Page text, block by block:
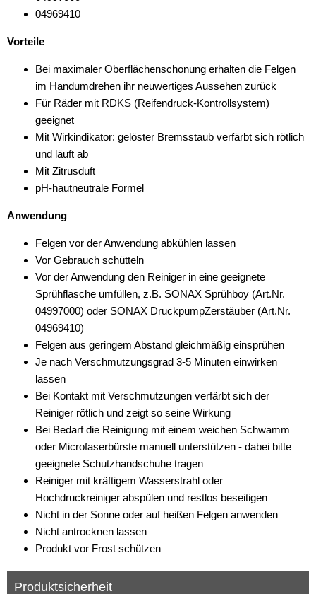
04969410
Vorteile
Bei maximaler Oberflächenschonung erhalten die Felgen
im Handumdrehen ihr neuwertiges Aussehen zurück
Für Räder mit RDKS (Reifendruck-Kontrollsystem)
geeignet
Mit Wirkindikator: gelöster Bremsstaub verfärbt sich rötlich
und läuft ab
Mit Zitrusduft
pH-hautneutrale Formel
Anwendung
Felgen vor der Anwendung abkühlen lassen
Vor Gebrauch schütteln
Vor der Anwendung den Reiniger in eine geeignete
Sprühflasche umfüllen, z.B. SONAX Sprühboy (Art.Nr.
04997000) oder SONAX DruckpumpZerstäuber (Art.Nr.
04969410)
Felgen aus geringem Abstand gleichmäßig einsprühen
Je nach Verschmutzungsgrad 3-5 Minuten einwirken
lassen
Bei Kontakt mit Verschmutzungen verfärbt sich der
Reiniger rötlich und zeigt so seine Wirkung
Bei Bedarf die Reinigung mit einem weichen Schwamm
oder Microfaserbürste manuell unterstützen - dabei bitte
geeignete Schutzhandschuhe tragen
Reiniger mit kräftigem Wasserstrahl oder
Hochdruckreiniger abspülen und restlos beseitigen
Nicht in der Sonne oder auf heißen Felgen anwenden
Nicht antrocknen lassen
Produkt vor Frost schützen
Produktsicherheit